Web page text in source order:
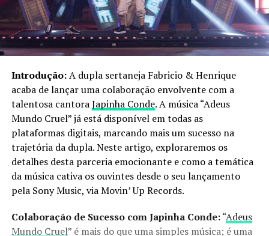
Introdução:A dupla sertaneja Fabricio & Henrique
acaba de lançar uma colaboração envolvente com a
talentosa cantoraJapinha Conde. A música “Adeus
Mundo Cruel” já está disponível em todas as
plataformas digitais, marcando mais um sucesso na
trajetória da dupla. Neste artigo, exploraremos os
detalhes desta parceria emocionante e como a temática
da música cativa os ouvintes desde o seu lançamento
pela Sony Music, via Movin’ Up Records.
Colaboração de Sucesso com Japinha Conde:“Adeus
Mundo Cruel” é mais do que uma simples música; é uma